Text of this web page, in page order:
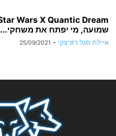
שמועה, מי יפתח את משחקי...
איילת סגל רזניצקי -
25/09/2021